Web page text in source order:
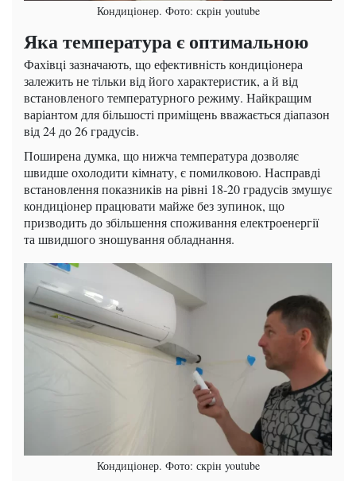
Кондиціонер. Фото: скрін youtube
Яка температура є оптимальною
Фахівці зазначають, що ефективність кондиціонера
залежить не тільки від його характеристик, а й від
встановленого температурного режиму. Найкращим
варіантом для більшості приміщень вважається діапазон
від 24 до 26 градусів.
Поширена думка, що нижча температура дозволяє
швидше охолодити кімнату, є помилковою. Насправді
встановлення показників на рівні 18-20 градусів змушує
кондиціонер працювати майже без зупинок, що
призводить до збільшення споживання електроенергії
та швидшого зношування обладнання.
Кондиціонер. Фото: скрін youtube